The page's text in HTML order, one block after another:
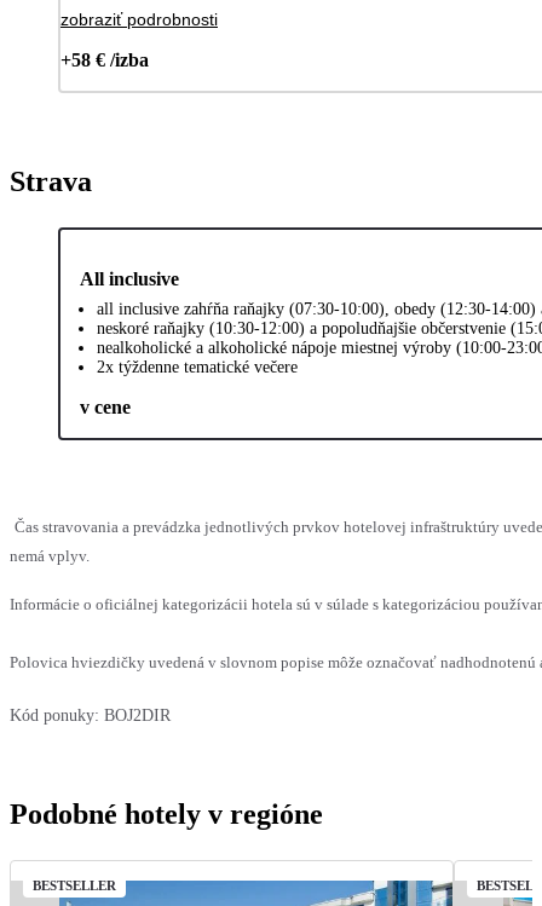
zobraziť podrobnosti
+58 € /izba
Strava
All inclusive
all inclusive zahŕňa raňajky (07:30-10:00), obedy (12:30-
neskoré raňajky (10:30-12:00) a popoludňajšie občerstvenie
nealkoholické a alkoholické nápoje miestnej výroby (10:00-
2x týždenne tematické večere
v cene
Čas stravovania a prevádzka jednotlivých prvkov hotelovej infraštruktúry
nemá vplyv.
Informácie o oficiálnej kategorizácii hotela sú v súlade s kategorizáciou
Polovica hviezdičky uvedená v slovnom popise môže označovať
Kód ponuky: BOJ2DIR
Podobné hotely v regióne
BESTSELLER